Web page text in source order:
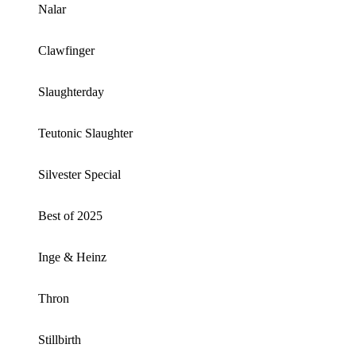
Nalar
Clawfinger
Slaughterday
Teutonic Slaughter
Silvester Special
Best of 2025
Inge & Heinz
Thron
Stillbirth